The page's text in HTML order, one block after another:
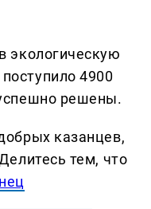
экологическую
4900
решены.
казанцев,
тем, что